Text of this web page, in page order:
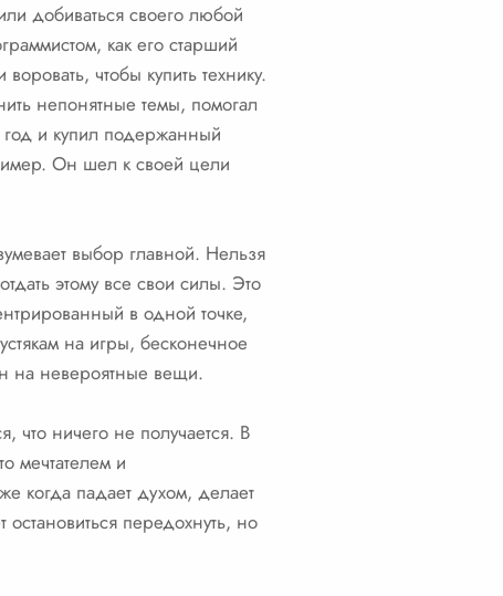
добиваться своего любой
как его старший
чтобы купить технику.
непонятные темы, помогал
и купил подержанный
Он шел к своей цели
выбор главной. Нельзя
этому все свои силы. Это
в одной точке,
на игры, бесконечное
на невероятные вещи.
что ничего не получается. В
мечтателем и
когда падает духом, делает
передохнуть, но